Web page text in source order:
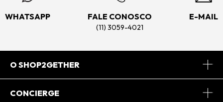
WHATSAPP FALE CONOSCO
(11) 3059-4021
E-MAIL
O SHOP2GETHER
Sobre Nós
CONCIERGE